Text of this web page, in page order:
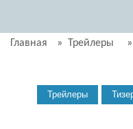
Главная » Трейлеры »